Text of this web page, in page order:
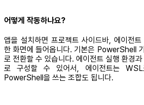
어떻게 작동하나요?
앱을 설치하면 프로젝트 사이드바, 에이전
한 화면에 들어옵니다. 기본은 PowerShell
로 전환할 수 있습니다. 에이전트 실행 환경
로 구성할 수 있어서, 에이전트는 WSL
PowerShell을 쓰는 조합도 됩니다.